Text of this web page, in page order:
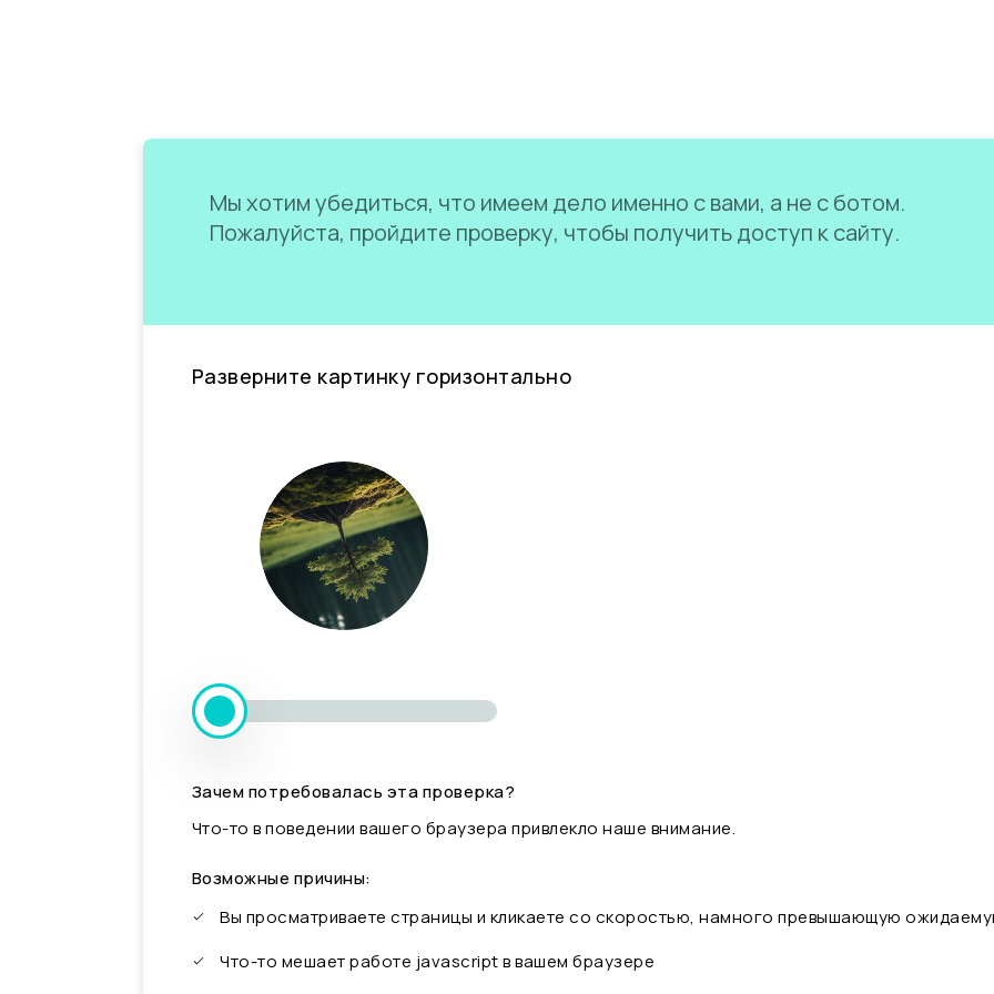
Мы хотим убедиться, что имеем дело именно с вами, а не с ботом.
Пожалуйста, пройдите проверку, чтобы получить доступ к сайту.
Разверните картинку горизонтально
Зачем потребовалась эта проверка?
Что-то в поведении вашего браузера привлекло наше внимание.
Возможные причины:
Вы просматриваете страницы и кликаете со скоростью, намного превышающую
Что-то мешает работе javascript в вашем браузере